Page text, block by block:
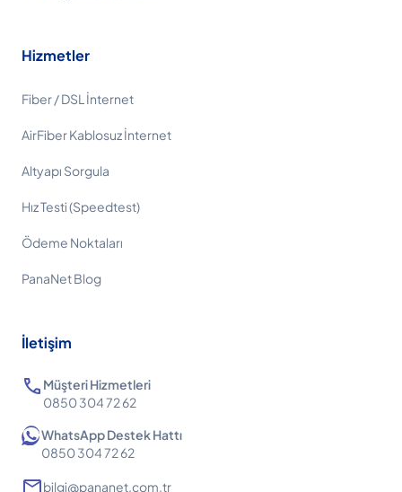
Hizmetler
Fiber / DSL İnternet
AirFiber Kablosuz İnternet
Altyapı Sorgula
Hız Testi (Speedtest)
Ödeme Noktaları
PanaNet Blog
İletişim
call Müşteri Hizmetleri
0850 304 72 62
WhatsApp Destek Hattı
0850 304 72 62
mailbilgi@pananet.com.tr